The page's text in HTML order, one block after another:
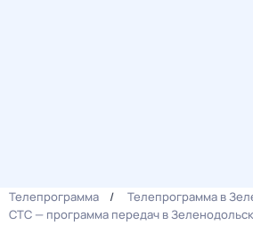
Телепрограмма
Телепрограмма в
СТС — программа передач в